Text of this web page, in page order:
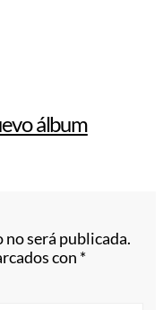
álbum
será publicada.
con *